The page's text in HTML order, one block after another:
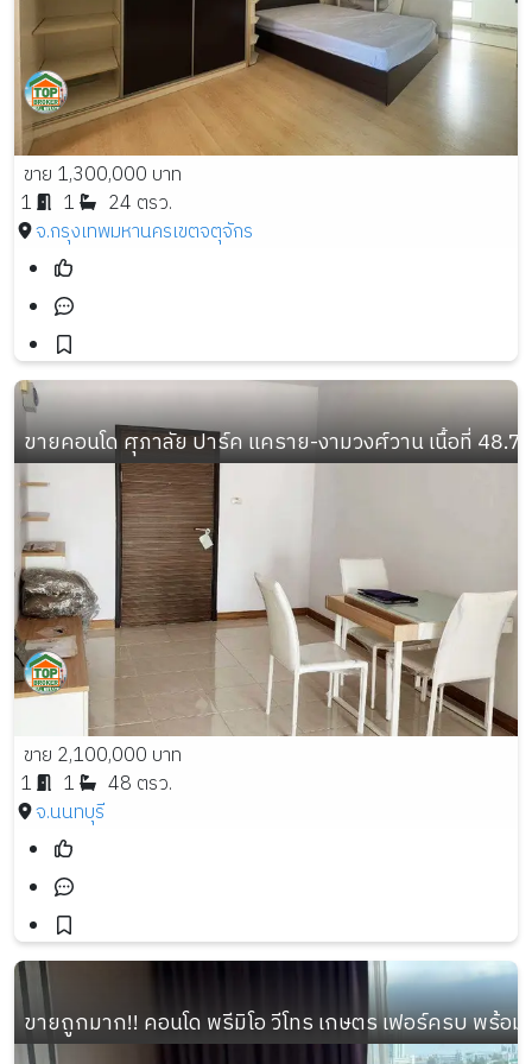
ขาย 1,300,000 บาท
1
1
24 ตรว.
จ.กรุงเทพมหานครเขตจตุจักร
ขายคอนโด ศุภาลัย ปาร์ค แคราย-งามวงศ์วาน เนื้อที่
ขาย 2,100,000 บาท
1
1
48 ตรว.
จ.นนทบุรี
ขายถูกมาก!! คอนโด พรีมิโอ วีโทร เกษตร เฟอร์ครบ พร้อม